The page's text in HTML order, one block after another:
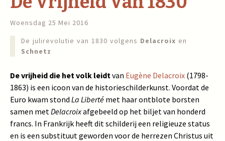
Woensdag 25 Mei 2016
De julirevolutie van 1830 volgens Delacroix en
Schnetz
De vrijheid die het volk leidtvan Eugène Delacroix (1798-
1863) is een icoon van de historieschilderkunst. Voordat de
Euro kwam stond La Liberté met haar ontblote borsten
samen metDelacroixafgebeeld op het biljet van honderd
francs. In Frankrijk heeft dit schilderij een religieuze status
en is een substituut geworden voor de herrezen Christus uit